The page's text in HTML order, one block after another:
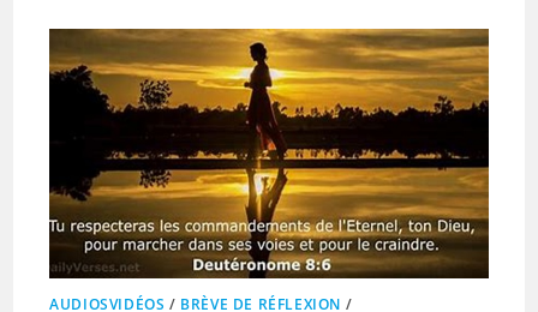
AUDIOSVIDÉOS / BRÈVE DE RÉFLEXION /